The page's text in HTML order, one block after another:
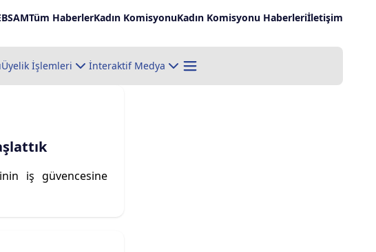
Tüm HaberlerKadın KomisyonuKadın Komisyonu Haberleriİletişim
Üyelik İşlemleri İnteraktif Medya
iş güvencesine